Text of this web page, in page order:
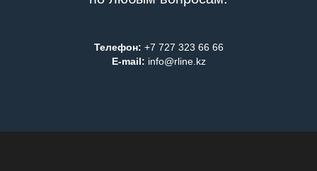
Телефон: +7 727 323 66 66
E-mail: info@rline.kz